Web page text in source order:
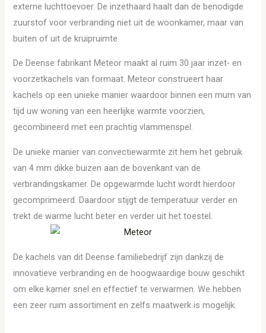
externe luchttoevoer. De inzethaard haalt dan de benodigde
zuurstof voor verbranding niet uit de woonkamer, maar van
buiten of uit de kruipruimte.
De Deense fabrikant Meteor maakt al ruim 30 jaar inzet- en
voorzetkachels van formaat. Meteor construeert haar
kachels op een unieke manier waardoor binnen een mum van
tijd uw woning van een heerlijke warmte voorzien,
gecombineerd met een prachtig vlammenspel.
De unieke manier van convectiewarmte zit hem het gebruik
van 4 mm dikke buizen aan de bovenkant van de
verbrandingskamer. De opgewarmde lucht wordt hierdoor
gecomprimeerd. Daardoor stijgt de temperatuur verder en
trekt de warme lucht beter en verder uit het toestel.
De kachels van dit Deense familiebedrijf zijn dankzij de
innovatieve verbranding en de hoogwaardige bouw geschikt
om elke kamer snel en effectief te verwarmen. We hebben
een zeer ruim assortiment en zelfs maatwerk is mogelijk.